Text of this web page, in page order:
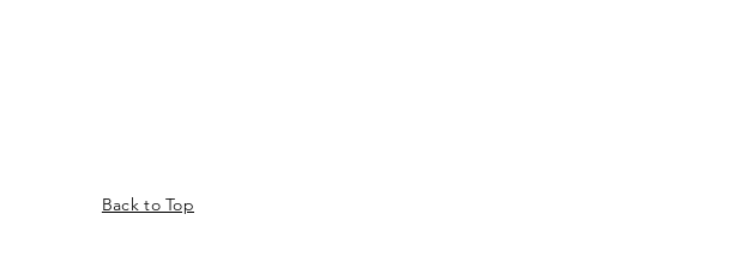
Back to Top